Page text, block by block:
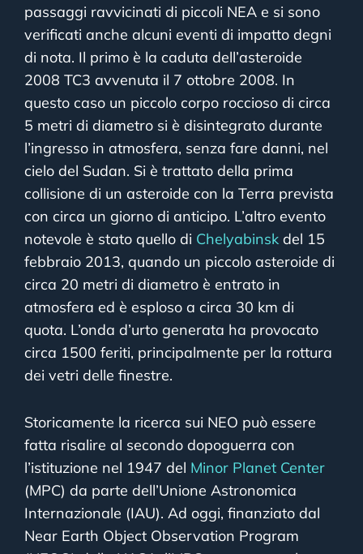
passaggi ravvicinati di piccoli NEA e si sono
verificati anche alcuni eventi di impatto degni
di nota. Il primo è la caduta dell’asteroide
2008 TC3 avvenuta il 7 ottobre 2008. In
questo caso un piccolo corpo roccioso di circa
5 metri di diametro si è disintegrato durante
l’ingresso in atmosfera, senza fare danni, nel
cielo del Sudan. Si è trattato della prima
collisione di un asteroide con la Terra prevista
con circa un giorno di anticipo. L’altro evento
notevole è stato quello di Chelyabinsk del 15
febbraio 2013, quando un piccolo asteroide di
circa 20 metri di diametro è entrato in
atmosfera ed è esploso a circa 30 km di
quota. L’onda d’urto generata ha provocato
circa 1500 feriti, principalmente per la rottura
dei vetri delle finestre.
Storicamente la ricerca sui NEO può essere
fatta risalire al secondo dopoguerra con
l’istituzione nel 1947 del Minor Planet Center
(MPC) da parte dell’Unione Astronomica
Internazionale (IAU). Ad oggi, finanziato dal
Near Earth Object Observation Program